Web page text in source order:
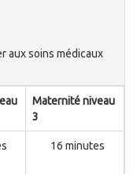
aux soins médicaux
Maternité niveau
3
16 minutes